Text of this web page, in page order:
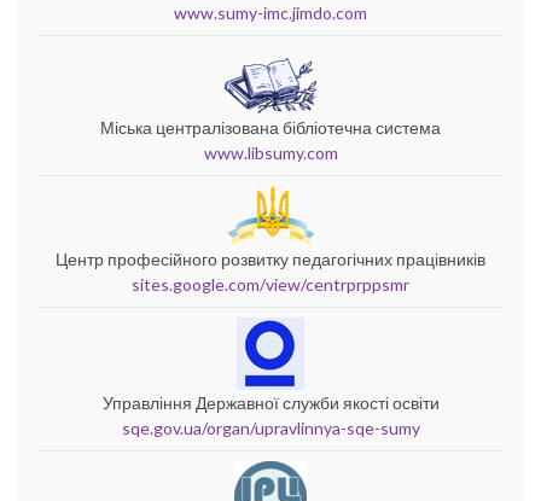
www.sumy-imc.jimdo.com
Міська централізована бібліотечна система
www.libsumy.com
Центр професійного розвитку педагогічних працівників
sites.google.com/view/centrprppsmr
Управління Державної служби якості освіти
sqe.gov.ua/organ/upravlinnya-sqe-sumy